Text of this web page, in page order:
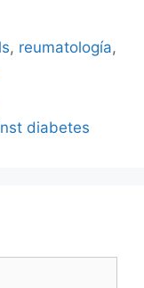
, reumatología,
diabetes